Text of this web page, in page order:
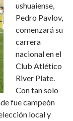
ushuaiense,
Pedro Pavlov,
comenzará su
carrera
nacional en el
Club Atlético
River Plate.
Con tan solo
fue campeón
local y